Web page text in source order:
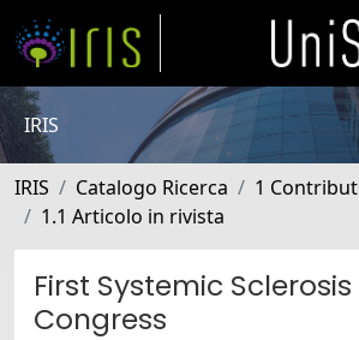
IRIS
IRIS Catalogo Ricerca
1
1.1 Articolo in rivista
First Systemic
Congress